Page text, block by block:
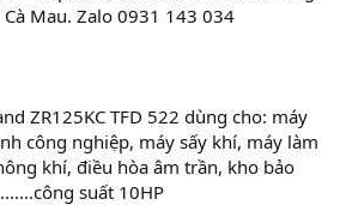
Mau. Zalo 0931 143 034
ZR125KC TFD 522 dùng cho: máy
công nghiệp, máy sấy khí, máy làm
khí, điều hòa âm trần, kho bảo
suất 10HP